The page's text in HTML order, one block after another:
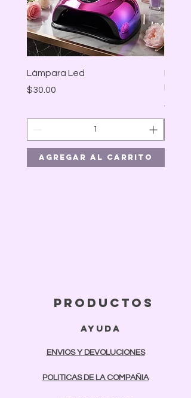
Lámpara Led
Precio
$30.00
Agregar al carrito
Precio
$41.00
productos
ayuda
ENVIOS Y DEVOLUCIONES
POLITICAS DE LA COMPAÑIA